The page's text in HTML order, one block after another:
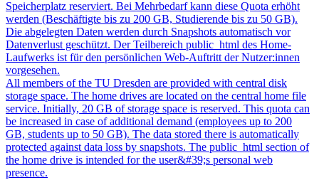
Speicherplatz reserviert. Bei Mehrbedarf kann diese Quota erhöht
werden (Beschäftigte bis zu 200 GB, Studierende bis zu 50 GB).
Die abgelegten Daten werden durch Snapshots automatisch vor
Datenverlust geschützt. Der Teilbereich public_html des Home-
Laufwerks ist für den persönlichen Web-Auftritt der Nutzer:innen
vorgesehen.
All members of the TU Dresden are provided with central disk
storage space. The home drives are located on the central home file
service. Initially, 20 GB of storage space is reserved. This quota can
be increased in case of additional demand (employees up to 200
GB, students up to 50 GB). The data stored there is automatically
protected against data loss by snapshots. The public_html section of
the home drive is intended for the user&#39;s personal web
presence.